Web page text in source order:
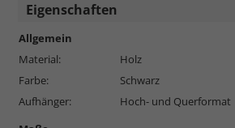
Eigenschaften
Allgemein
Material:
Holz
Farbe:
Schwarz
Aufhänger:
Hoch- und Querformat